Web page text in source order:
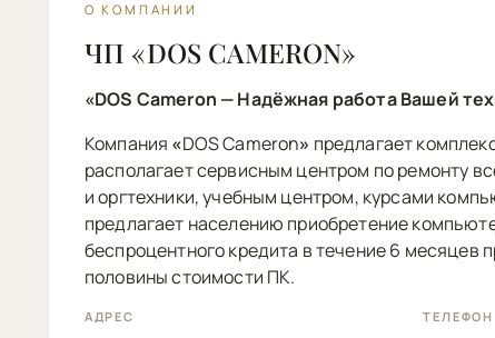
О КОМПАНИИ
ЧП «DOS CAMERON»
«DOS Cameron — Надёжная работа Вашей
Компания «DOS Cameron» предлагает
располагает сервисным центром по ремонту
и оргтехники, учебным центром, курсами
предлагает населению приобретение
беспроцентного кредита в течение 6 месяцев
половины стоимости ПК.
АДРЕС ТЕЛЕФОН